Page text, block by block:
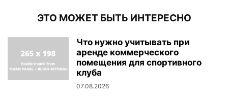
ЭТО МОЖЕТ БЫТЬ ИНТЕРЕСНО
Что нужно учитывать при
аренде коммерческого
помещения для спортивного
клуба
07.08.2026